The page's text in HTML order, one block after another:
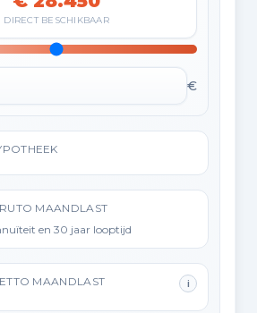
DIRECT BESCHIKBAAR
€
MAANDLAST
en 30 jaar looptijd
MAANDLAST i